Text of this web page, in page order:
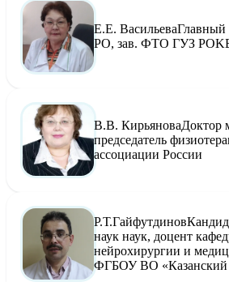
Е.Е. ВасильеваГлавный
РО, зав. ФТО ГУЗ
В.В. КирьяноваДоктор
председатель
ассоциации России
Р.Т.Гайфутдинов
наук наук, доцент
нейрохирургии и
ФГБОУ ВО